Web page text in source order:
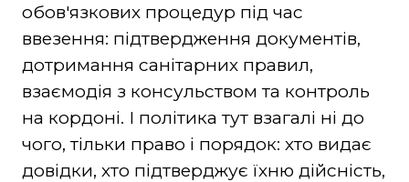
обов'язкових процедур під час
ввезення: підтвердження документів,
дотримання санітарних правил,
взаємодія з консульством та контроль
на кордоні. І політика тут взагалі ні до
чого, тільки право і порядок: хто видає
довідки, хто підтверджує їхню дійсність,